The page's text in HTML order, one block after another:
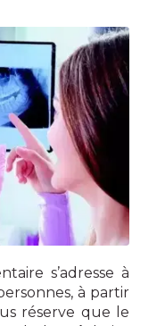
s’adresse à
à partir
réserve que le